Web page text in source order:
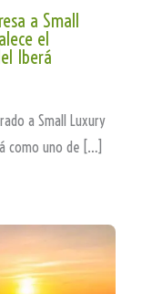
a Small
el
Iberá
a Small Luxury
como uno de […]